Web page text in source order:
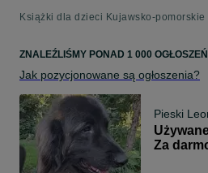
Książki dla dzieci Kujawsko-pomorskie
ZNALEŹLIŚMY PONAD 1 000 OGŁOSZEŃ
Jak pozycjonowane są ogłoszenia?
Pieski
Za